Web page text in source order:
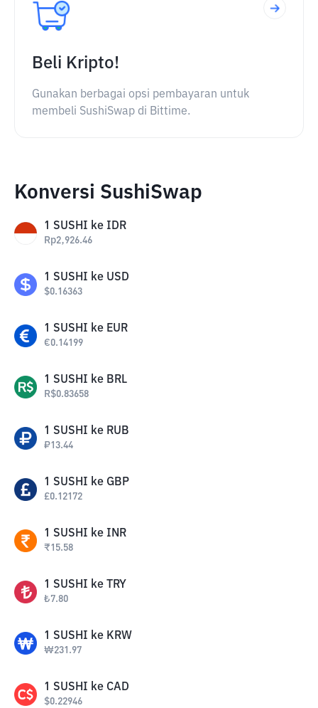
Beli Kripto!
Gunakan berbagai opsi pembayaran untuk
membeli SushiSwap di Bittime.
Konversi SushiSwap
1 SUSHI ke IDR
Rp2,926.46
1 SUSHI ke USD
$0.16363
1 SUSHI ke EUR
€0.14199
1 SUSHI ke BRL
R$0.83658
1 SUSHI ke RUB
₽13.44
1 SUSHI ke GBP
£0.12172
1 SUSHI ke INR
₹15.58
1 SUSHI ke TRY
₺7.80
1 SUSHI ke KRW
₩231.97
1 SUSHI ke CAD
$0.22946